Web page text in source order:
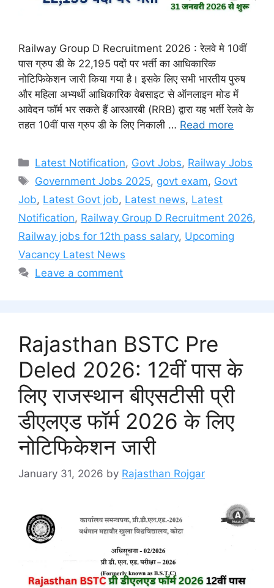
Railway Group D Recruitment 2026 : रेलवे मे 10वीं
पास ग्रुप डी के 22,195 पदों पर भर्ती का आधिकारिक
नोटिफिकेशन जारी किया गया है। इसके लिए सभी भारतीय पुरुष
और महिला अभ्यर्थी आधिकारिक वेबसाइट से ऑनलाइन मोड में
आवेदन फॉर्म भर सकते हैं आरआरबी (RRB) द्वारा यह भर्ती रेलवे के
तहत 10वीं पास ग्रुप डी के लिए निकाली … Read more
Categories
Latest Notification, Govt Jobs, Railway Jobs
Tags
Government Jobs 2025, govt exam, Govt
Job, Latest Govt job, Latest news, Latest
Notification, Railway Group D Recruitment 2026,
Railway jobs for 12th pass salary, Upcoming
Vacancy Latest News
Leave a comment
Rajasthan BSTC Pre
Deled 2026: 12वीं पास के
लिए राजस्थान बीएसटीसी प्री
डीएलएड फॉर्म 2026 के लिए
नोटिफिकेशन जारी
January 31, 2026 by Rajasthan Rojgar